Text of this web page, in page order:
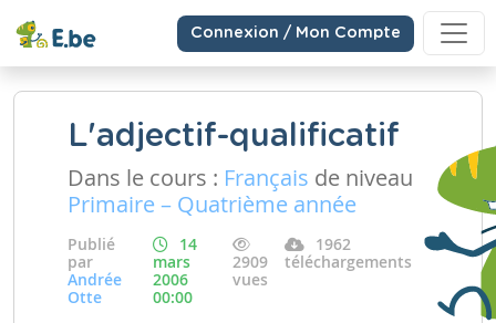
Connexion / Mon Compte
L'adjectif-qualificatif
Dans le cours : Français de niveau
Primaire – Quatrième année
Publié
par
Andrée
Otte
14
mars
2006
00:00
2909
vues
1962
téléchargements